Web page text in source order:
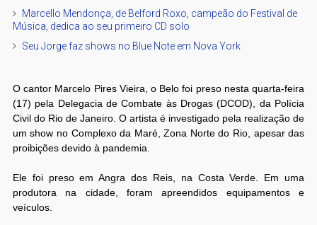
Marcello Mendonça, de Belford Roxo, campeão do Festival de
Música, dedica ao seu primeiro CD solo
Seu Jorge faz shows no Blue Note em Nova York
O cantor Marcelo Pires Vieira, o Belo foi preso nesta quarta-feira
(17) pela Delegacia de Combate às Drogas (DCOD), da Polícia
Civil do Rio de Janeiro. O artista é investigado pela realização de
um show no Complexo da Maré, Zona Norte do Rio, apesar das
proibições devido à pandemia.
Ele foi preso em Angra dos Reis, na Costa Verde. Em uma
produtora na cidade, foram apreendidos equipamentos e
veículos.